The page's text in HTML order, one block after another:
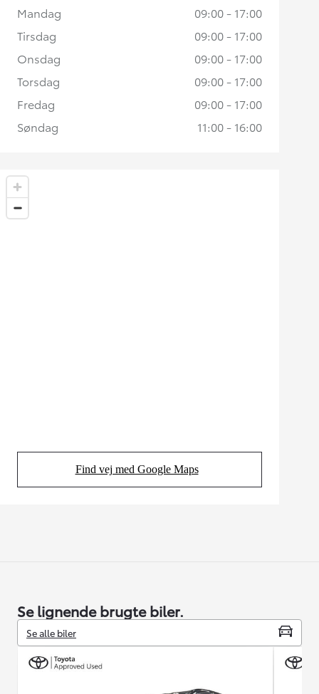
Find vej med Google Maps
(Opens in new tab)
Mandag
09:00 - 17:00
Tirsdag
09:00 - 17:00
Onsdag
09:00 - 17:00
Torsdag
09:00 - 17:00
Fredag
09:00 - 17:00
Søndag
11:00 - 16:00
Se lignende brugte biler.
Se alle biler